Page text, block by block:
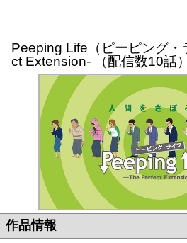
Peeping Life（ピーピング・
ct Extension- （配信数10話）
作品情報